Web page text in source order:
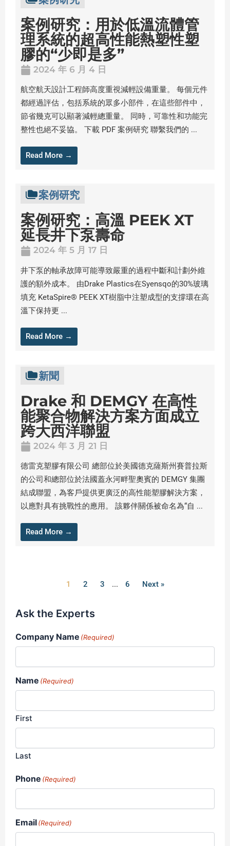
案例研究：用於低溫流體管
理系統的超高性能熱塑性塑
膠的“少即是多”
2024 年 6 月 4 日
航空航天設計工程師高度重視減輕設備重量。 每個元件
都經過評估，包括系統的眾多小部件，在這些部件中，
節省幾克可以顯著減輕總重量。 同時，可靠性和功能完
整性也絕不妥協。 下載 PDF 案例研究 聯繫我們的 ...
Read More →
案例研究
案例研究：高溫 PEEK XT
延長井下泵壽命
2024 年 5 月 17 日
井下泵的軸承故障可能導致嚴重的過程中斷和計劃外維
護的額外成本。 由Drake Plastics在Syensqo的30%玻璃
填充 KetaSpire® PEEK XT樹脂中注塑成型的支撐環在高
溫下保持更 ...
Read More →
新聞
Drake 和 DEMGY 在高性
能聚合物解決方案方面成立
跨大西洋聯盟
2024 年 3 月 21 日
德雷克塑膠有限公司 總部位於美國德克薩斯州賽普拉斯
的公司和總部位於法國蓋永河畔聖奧賓的 DEMGY 集團
結成聯盟，為客戶提供更廣泛的高性能塑膠解決方案，
以應對具有挑戰性的應用。 該夥伴關係被命名為“自 ...
Read More →
1 2 3 ... 6 Next »
Ask the Experts
Company Name (Required)
Name (Required)
First
Last
Phone (Required)
Email(Required)